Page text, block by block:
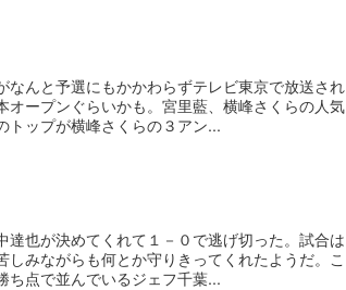
んと予選にもかかわらずテレビ東京で放送され
ープンぐらいかも。宮里藍、横峰さくらの人気
トップが横峰さくらの３アン...
也が決めてくれて１－０で逃げ切った。試合は
みながらも何とか守りきってくれたようだ。こ
ち点で並んでいるジェフ千葉...